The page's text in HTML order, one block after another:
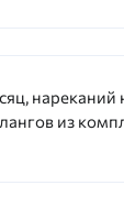
нареканий
из